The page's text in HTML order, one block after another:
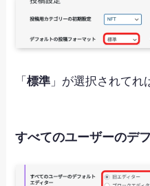
「標準 」が選択されてれ
すべてのユーザーのデ